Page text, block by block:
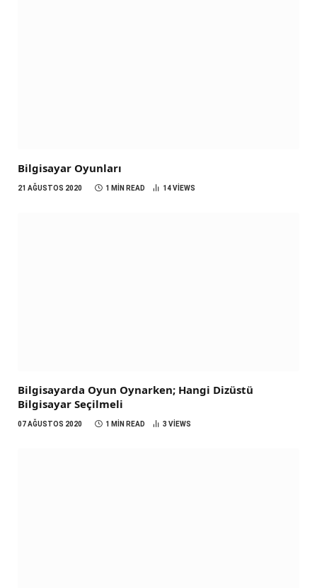
Bilgisayar Oyunları
21 AĞUSTOS 2020 1 MIN READ 14VIEWS
Bilgisayarda Oyun Oynarken; Hangi Dizüstü
Bilgisayar Seçilmeli
07 AĞUSTOS 2020 1 MIN READ 3 VIEWS